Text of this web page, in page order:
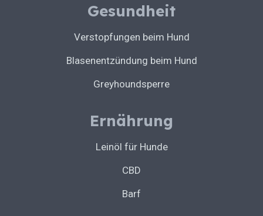
Gesundheit
Verstopfungen beim Hund
Blasenentzündung beim Hund
Greyhoundsperre
Ernährung
Leinöl für Hunde
CBD
Barf